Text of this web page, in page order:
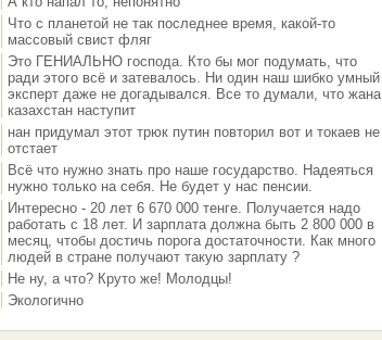
Что с планетой не так последнее время, какой-то
массовый свист фляг
Это ГЕНИАЛЬНО господа. Кто бы мог подумать, что
ради этого всё и затевалось. Ни один наш шибко умный
эксперт даже не догадывался. Все то думали, что жана
казахстан наступит
нан придумал этот трюк путин повторил вот и токаев не
отстает
Всё что нужно знать про наше государство. Надеяться
нужно только на себя. Не будет у нас пенсии.
Интересно - 20 лет 6 670 000 тенге. Получается надо
работать с 18 лет. И зарплата должна быть 2 800 000 в
месяц, чтобы достичь порога достаточности. Как много
людей в стране получают такую зарплату ?
Не ну, а что? Круто же! Молодцы!
Экологично